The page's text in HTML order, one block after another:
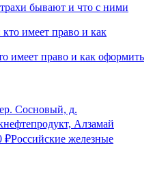
бывают и что с ними
имеет право и как оформить
Сосновый, д.
Алзамай
₽Российские железные